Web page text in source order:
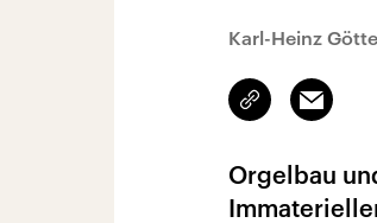
Karl-Heinz
Link
kopieren/teilen
Email
Orgelbau